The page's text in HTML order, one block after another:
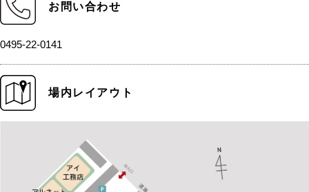
お問い合わせ
0495-22-0141
場内レイアウト